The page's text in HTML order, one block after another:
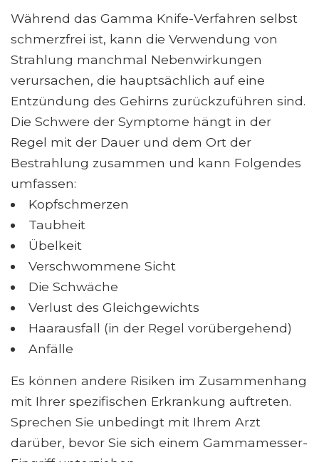
Während das Gamma Knife-Verfahren selbst
schmerzfrei ist, kann die Verwendung von
Strahlung manchmal Nebenwirkungen
verursachen, die hauptsächlich auf eine
Entzündung des Gehirns zurückzuführen sind.
Die Schwere der Symptome hängt in der
Regel mit der Dauer und dem Ort der
Bestrahlung zusammen und kann Folgendes
umfassen:
Kopfschmerzen
Taubheit
Übelkeit
Verschwommene Sicht
Die Schwäche
Verlust des Gleichgewichts
Haarausfall (in der Regel vorübergehend)
Anfälle
Es können andere Risiken im Zusammenhang
mit Ihrer spezifischen Erkrankung auftreten.
Sprechen Sie unbedingt mit Ihrem Arzt
darüber, bevor Sie sich einem Gammamesser-